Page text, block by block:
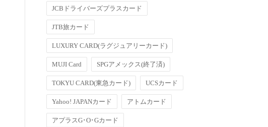
JCBドライバーズプラスカード
JTB旅カード
LUXURY CARD(ラグジュアリーカード)
MUJI Card SPGアメックス(終了済)
TOKYU CARD(東急カード) UCSカード
Yahoo! JAPANカード アトムカード
アプラスG･O･Gカード